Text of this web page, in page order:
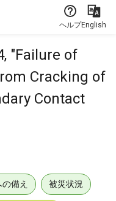
ヘルプEnglish
"Failure of
Cracking of
Contact
備え 被災状況